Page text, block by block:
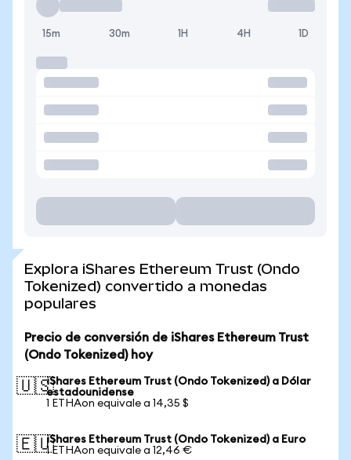
15m 30m 1H 4H 1D
Explora iShares Ethereum Trust (Ondo
Tokenized) convertido a monedas
populares
Precio de conversión de iShares Ethereum Trust
(Ondo Tokenized) hoy
🇺🇸iShares Ethereum Trust (Ondo Tokenized) a Dólar
estadounidense
1 ETHAon equivale a 14,35 $
🇪🇺iShares Ethereum Trust (Ondo Tokenized) a Euro
1 ETHAon equivale a 12,46 €